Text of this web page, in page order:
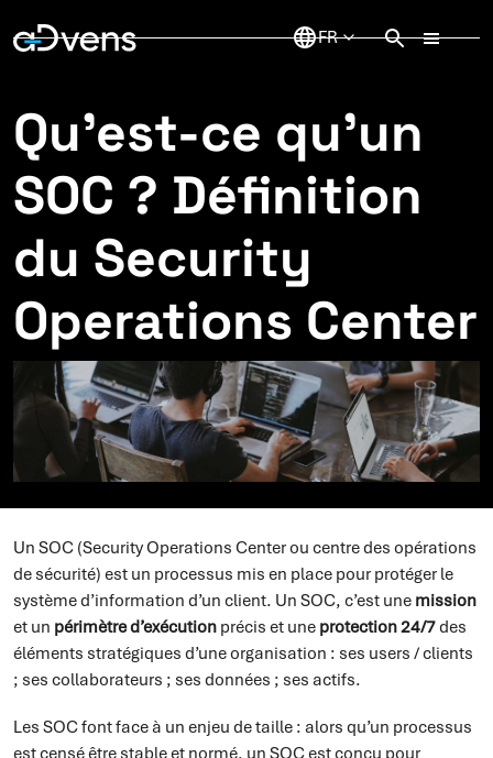
au
Qu'est-ce qu'un
SOC ? Définition
du Security
Operations Center
Un SOC (Security Operations Center ou centre des opérations
de sécurité) est un processus mis en place pour protéger le
système d’information d’un client. Un SOC, c’est une mission
et un périmètre d’exécution précis et une protection 24/7des
éléments stratégiques d’une organisation : ses users / clients
; ses collaborateurs ; ses données ; ses actifs.
Les SOC font face à un enjeu de taille : alors qu’un processus